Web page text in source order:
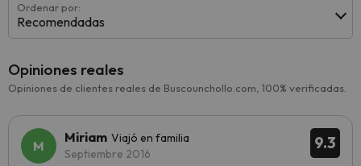
Ordenar por:
Recomendadas
Opiniones reales
Opiniones de clientes reales de Buscounchollo.com, 100% verificadas.
9.3
Miriam Viajó en familia
Septiembre 2016